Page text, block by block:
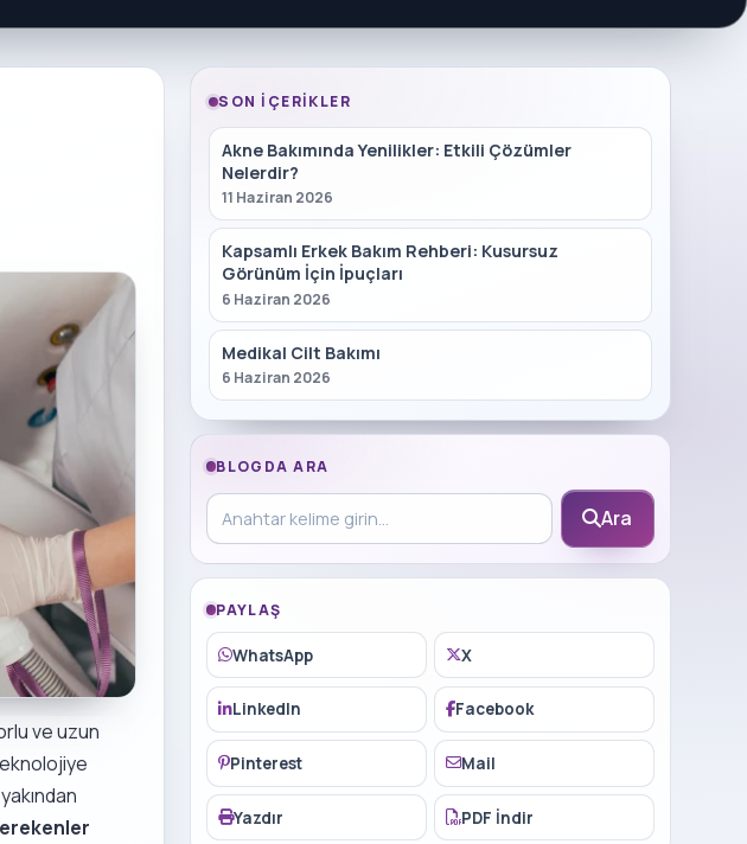
ve uzun
SON İÇERIKLER
Akne Bakımında Yenilikler: Etkili Çözümler
Nelerdir?
11 Haziran 2026
Kapsamlı Erkek Bakım Rehberi: Kusursuz
Görünüm İçin İpuçları
6 Haziran 2026
Medikal Cilt Bakımı
6 Haziran 2026
BLOGDA ARA
Blog içinde ara
Ara
PAYLAŞ
WhatsApp X
LinkedIn Facebook
Pinterest Mail
Yazdır PDF İndir